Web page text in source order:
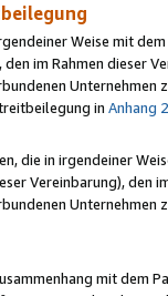
Weise mit
im Rahmen dieser
in Anhang 2
die in irgendeiner
Vereinbarung), den
mit dem